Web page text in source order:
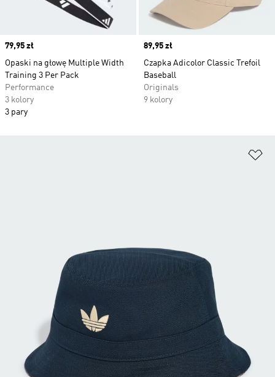
Price
79,95 zł
Opaski na głowę Multiple Width
Training 3 Per Pack
Performance
3 kolory
3 pary
Price
89,95 zł
Czapka Adicolor Classic Trefoil
Baseball
Originals
9 kolory